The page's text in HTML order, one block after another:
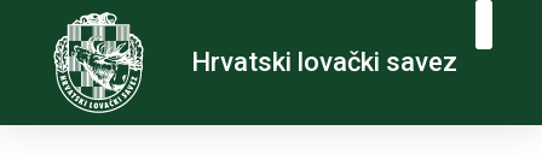
Hrvatski lovački savez